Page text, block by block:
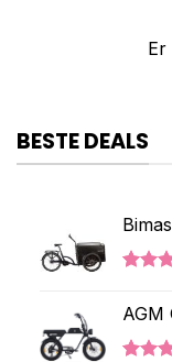
Er
BESTE DEALS
op
AGM